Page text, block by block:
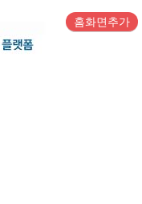
홈화면추가